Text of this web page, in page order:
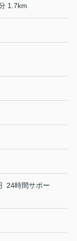
1.7km
24時間サポー